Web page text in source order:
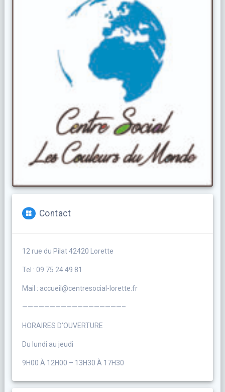
Contact
12 rue du Pilat 42420 Lorette
Tel : 09 75 24 49 81
Mail : accueil@centresocial-lorette.fr
——————————————————–
HORAIRES D’OUVERTURE
Du lundi au jeudi
9H00 À 12H00 – 13H30 À 17H30